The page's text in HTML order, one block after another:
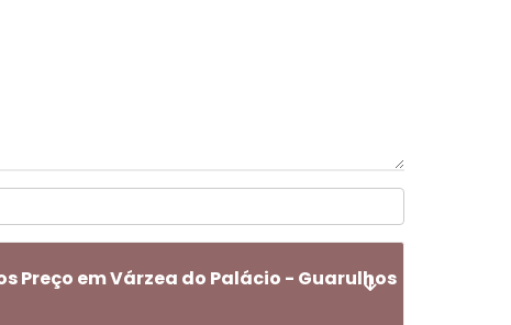
Preço em Várzea do Palácio - Guarulhos